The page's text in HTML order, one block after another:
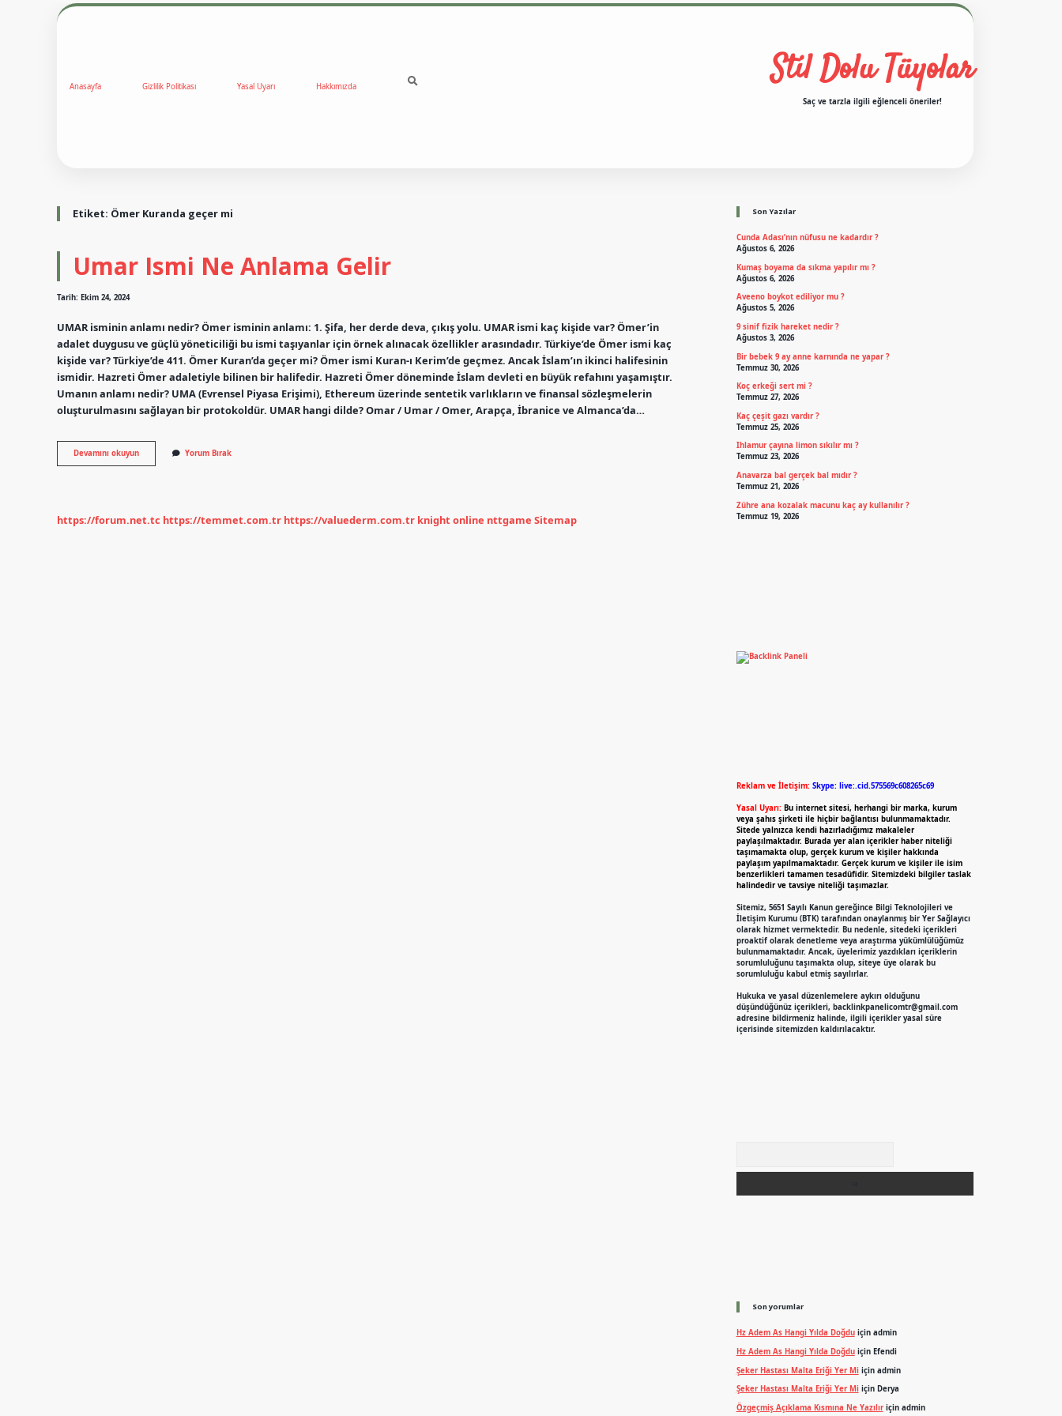
Anasayfa Gizlilik Politikası Yasal Uyarı Hakkımızda Stil Dolu Tüyolar
Saç ve tarzla ilgili eğlenceli öneriler!
Etiket: Ömer Kuranda geçer mi
Umar Ismi Ne Anlama Gelir
Tarih: Ekim 24, 2024
UMAR isminin anlamı nedir? Ömer isminin anlamı: 1. Şifa, her derde deva, çıkış yolu. UMAR ismi kaç kişide var? Ömer’in
adalet duygusu ve güçlü yöneticiliği bu ismi taşıyanlar için örnek alınacak özellikler arasındadır. Türkiye’de Ömer ismi kaç
kişide var? Türkiye’de 411. Ömer Kuran’da geçer mi? Ömer ismi Kuran-ı Kerim’de geçmez. Ancak İslam’ın ikinci halifesinin
ismidir. Hazreti Ömer adaletiyle bilinen bir halifedir. Hazreti Ömer döneminde İslam devleti en büyük refahını yaşamıştır.
Umanın anlamı nedir? UMA (Evrensel Piyasa Erişimi), Ethereum üzerinde sentetik varlıkların ve finansal sözleşmelerin
oluşturulmasını sağlayan bir protokoldür. UMAR hangi dilde? Omar / Umar / Omer, Arapça, İbranice ve Almanca’da…
Devamını okuyunUmar
Ismi
Yorum Bırak
https://forum.net.tc https://temmet.com.tr https://valuederm.com.tr knight online nttgame Sitemap
Son Yazılar
Cunda Adası’nın nüfusu ne kadardır ?
Ağustos 6, 2026
Kumaş boyama da sıkma yapılır mı ?
Ağustos 6, 2026
Aveeno boykot ediliyor mu ?
Ağustos 5, 2026
9 sinif fizik hareket nedir ?
Ağustos 3, 2026
Bir bebek 9 ay anne karnında ne yapar ?
Temmuz 30, 2026
Koç erkeği sert mi ?
Temmuz 27, 2026
Kaç çeşit gazı vardır ?
Temmuz 25, 2026
Ihlamur çayına limon sıkılır mı ?
Temmuz 23, 2026
Anavarza bal gerçek bal mıdır ?
Temmuz 21, 2026
Zühre ana kozalak macunu kaç ay kullanılır ?
Temmuz 19, 2026
Reklam ve İletişim: Skype: live:.cid.575569c608265c69
Yasal Uyarı: Bu internet sitesi, herhangi bir marka, kurum
veya şahıs şirketi ile hiçbir bağlantısı bulunmamaktadır.
Sitede yalnızca kendi hazırladığımız makaleler
paylaşılmaktadır. Burada yer alan içerikler haber niteliği
taşımamakta olup, gerçek kurum ve kişiler hakkında
paylaşım yapılmamaktadır. Gerçek kurum ve kişiler ile isim
benzerlikleri tamamen tesadüfidir. Sitemizdeki bilgiler taslak
halindedir ve tavsiye niteliği taşımazlar.
Sitemiz, 5651 Sayılı Kanun gereğince Bilgi Teknolojileri ve
İletişim Kurumu (BTK) tarafından onaylanmış bir Yer Sağlayıcı
olarak hizmet vermektedir. Bu nedenle, sitedeki içerikleri
proaktif olarak denetleme veya araştırma yükümlülüğümüz
bulunmamaktadır. Ancak, üyelerimiz yazdıkları içeriklerin
sorumluluğunu taşımakta olup, siteye üye olarak bu
sorumluluğu kabul etmiş sayılırlar.
Hukuka ve yasal düzenlemelere aykırı olduğunu
düşündüğünüz içerikleri, backlinkpanelicomtr@gmail.com
adresine bildirmeniz halinde, ilgili içerikler yasal süre
içerisinde sitemizden kaldırılacaktır.
Son yorumlar
Hz Adem As Hangi Yılda Doğduiçin admin
Hz Adem As Hangi Yılda Doğduiçin Efendi
Şeker Hastası Malta Eriği Yer Miiçin admin
Şeker Hastası Malta Eriği Yer Miiçin Derya
Özgeçmiş Açıklama Kısmına Ne Yazılıriçin admin